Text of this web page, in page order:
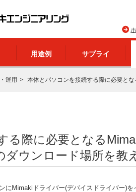
用途例 サプライ
運用 本体とパソコンを接続する際に必要と
る際に必要となる
ダウンロード場所を教
にMimakiドライバー(デバイスドライバー)